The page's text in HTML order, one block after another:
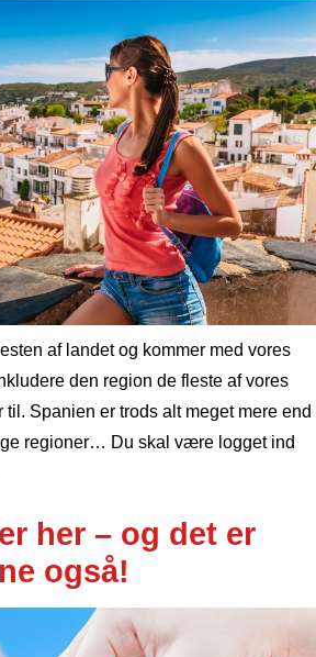
af landet og kommer med vores
den region de fleste af vores
Spanien er trods alt meget mere end
regioner… Du skal være logget ind
her – og det er
også!